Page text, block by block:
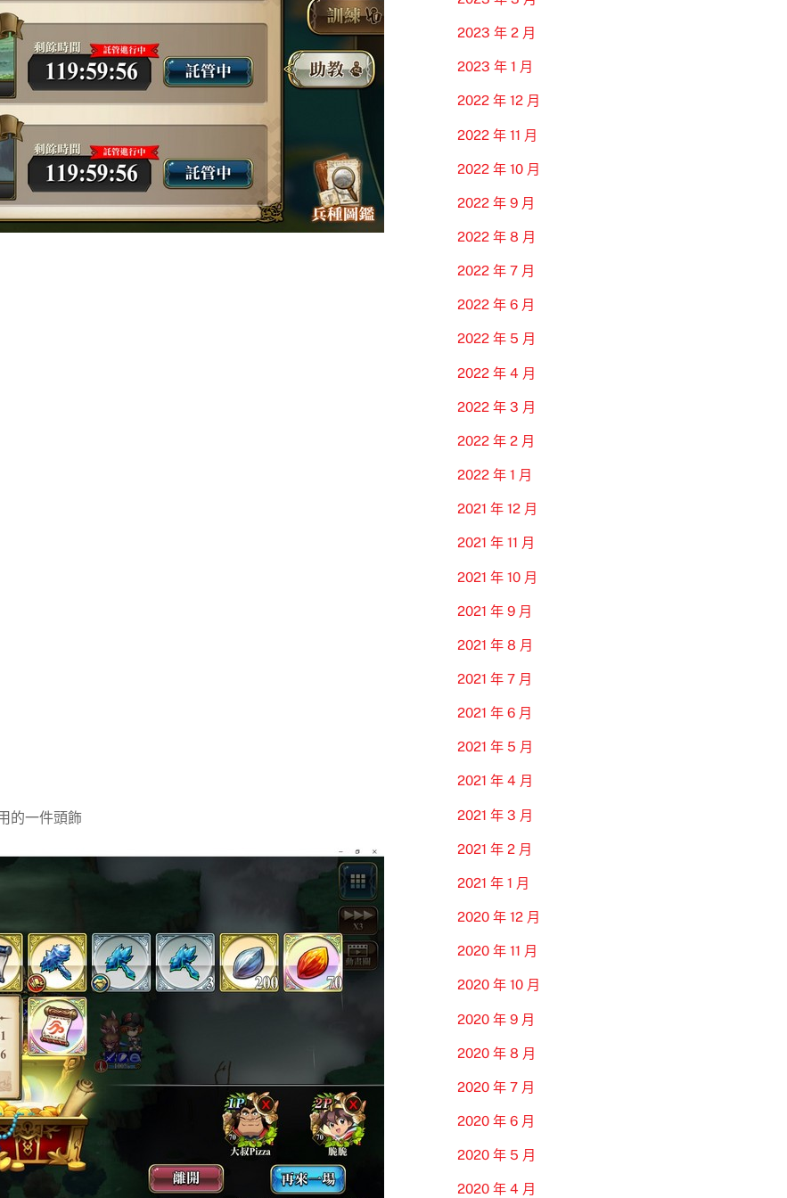
的一件頭飾
2023 年 2 月
2023 年 1 月
2022 年 12 月
2022 年 11 月
2022 年 10 月
2022 年 9 月
2022 年 8 月
2022 年 7 月
2022 年 6 月
2022 年 5 月
2022 年 4 月
2022 年 3 月
2022 年 2 月
2022 年 1 月
2021 年 12 月
2021 年 11 月
2021 年 10 月
2021 年 9 月
2021 年 8 月
2021 年 7 月
2021 年 6 月
2021 年 5 月
2021 年 4 月
2021 年 3 月
2021 年 2 月
2021 年 1 月
2020 年 12 月
2020 年 11 月
2020 年 10 月
2020 年 9 月
2020 年 8 月
2020 年 7 月
2020 年 6 月
2020 年 5 月
2020 年 4 月